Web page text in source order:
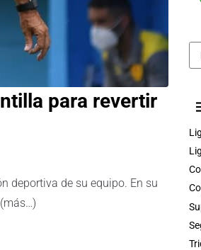
para revertir
deportiva de su equipo. En su